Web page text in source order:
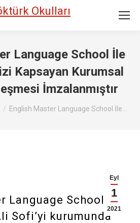
Language School İle
Kapsayan Kurumsal
İmzalanmıştır
English Master Language School İle…
Eyl
1
2021
Language School
Sofi’yi kurumunda